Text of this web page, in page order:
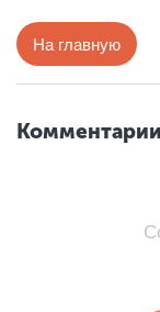
На главную
Комментарии